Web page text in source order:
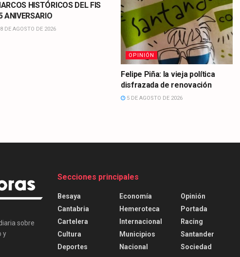
HISTÓRICOS DEL FIS
ANIVERSARIO
DE AGOSTO DE 2026
OPINIÓN
Felipe Piña: la vieja política
disfrazada de renovación
5 DE AGOSTO DE 2026
sobre
y
Secciones principales
Besaya
Cantabria
Cartelera
Cultura
Deportes
Economía
Hemeroteca
Internacional
Municipios
Nacional
Opinión
Portada
Racing
Santander
Sociedad